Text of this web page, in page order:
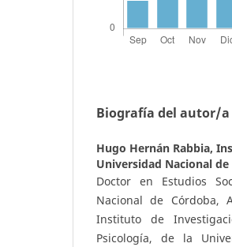
Biografía del autor/a
Hugo Hernán Rabbia,
Universidad Nacional
Doctor en Estudios
Nacional de Córdoba,
Instituto de
Psicología, de la